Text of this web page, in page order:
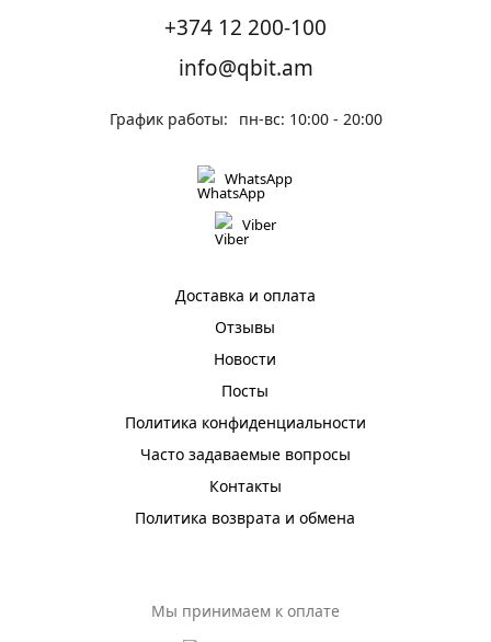
+374 12 200-100
info@qbit.am
График работы: пн-вс: 10:00 - 20:00
WhatsApp
Viber
Доставка и оплата
Отзывы
Новости
Посты
Политика конфиденциальности
Часто задаваемые вопросы
Контакты
Политика возврата и обмена
Мы принимаем к оплате